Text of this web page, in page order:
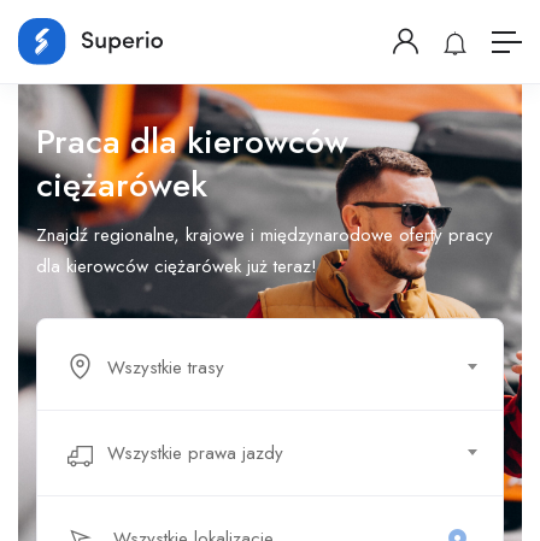
Praca dla kierowców
ciężarówek
Znajdź regionalne, krajowe i międzynarodowe oferty pracy
dla kierowców ciężarówek już teraz!
Wszystkie trasy
Wszystkie prawa jazdy